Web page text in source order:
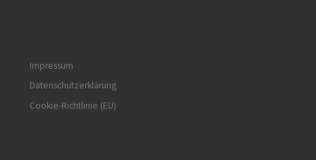
Impressum
Datenschutzerklärung
Cookie-Richtlinie (EU)